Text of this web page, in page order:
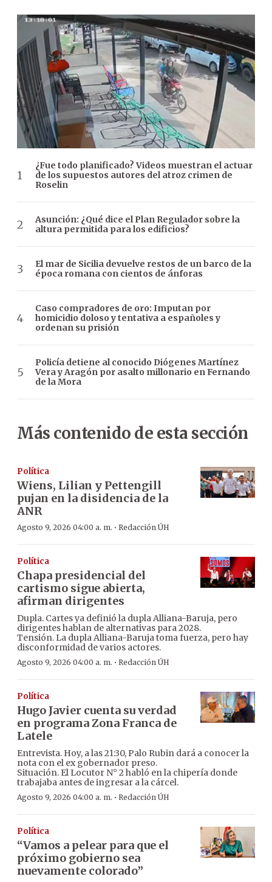
¿Fue todo planificado? Videos muestran el actuar
de los supuestos autores del atroz crimen de
Roselin
Asunción: ¿Qué dice el Plan Regulador sobre la
altura permitida para los edificios?
El mar de Sicilia devuelve restos de un barco de la
época romana con cientos de ánforas
Caso compradores de oro: Imputan por
homicidio doloso y tentativa a españoles y
ordenan su prisión
Policía detiene al conocido Diógenes Martínez
Vera y Aragón por asalto millonario en Fernando
de la Mora
Más contenido de esta sección
Política
Wiens, Lilian y Pettengill
pujan en la disidencia de la
ANR
Agosto 9, 2026 04:00 a. m. · Redacción ÚH
Política
Chapa presidencial del
cartismo sigue abierta,
afirman dirigentes
Dupla. Cartes ya definió la dupla Alliana-Baruja, pero
dirigentes hablan de alternativas para 2028.
Tensión. La dupla Alliana-Baruja toma fuerza, pero hay
disconformidad de varios actores.
Agosto 9, 2026 04:00 a. m. · Redacción ÚH
Política
Hugo Javier cuenta su verdad
en programa Zona Franca de
Latele
Entrevista. Hoy, a las 21:30, Palo Rubin dará a conocer la
nota con el ex gobernador preso.
Situación. El Locutor N° 2 habló en la chipería donde
trabajaba antes de ingresar a la cárcel.
Agosto 9, 2026 04:00 a. m. · Redacción ÚH
Política
“Vamos a pelear para que el
próximo gobierno sea
nuevamente colorado”